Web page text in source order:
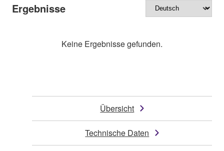
Ergebnisse
Keine Ergebnisse gefunden.
Übersicht
Technische Daten